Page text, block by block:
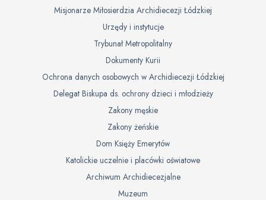
Misjonarze Miłosierdzia Archidiecezji Łódzkiej
Urzędy i instytucje
Trybunał Metropolitalny
Dokumenty Kurii
Ochrona danych osobowych w Archidiecezji Łódzkiej
Delegat Biskupa ds. ochrony dzieci i młodzieży
Zakony męskie
Zakony żeńskie
Dom Księży Emerytów
Katolickie uczelnie i placówki oświatowe
Archiwum Archidiecezjalne
Muzeum